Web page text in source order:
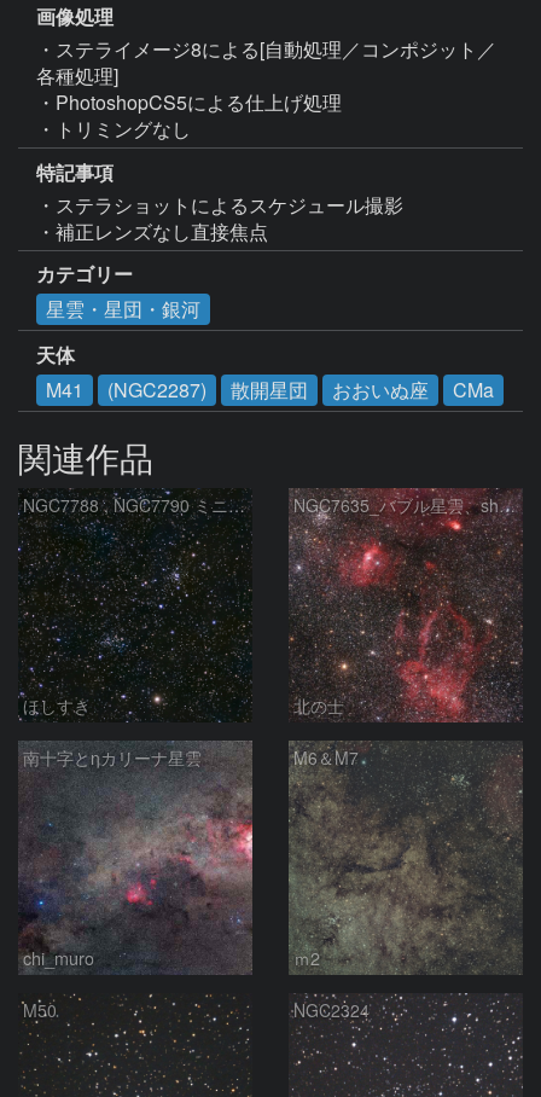
画像処理
・ステライメージ8による[自動処理／コンポジット／
各種処理]
・PhotoshopCS5による仕上げ処理
・トリミングなし
特記事項
・ステラショットによるスケジュール撮影
・補正レンズなし直接焦点
カテゴリー
星雲・星団・銀河
天体
M41
(NGC2287) 散開星団 おおいぬ座 CMa
関連作品
NGC7788 , NGC7790 ミニ二重星団
ほしすき
NGC7635_バブル星雲、sh2-157_くわがた星雲
北の士
南十字とηカリーナ星雲
chi_muro
M6＆M7
ｍ2
M50 NGC2324